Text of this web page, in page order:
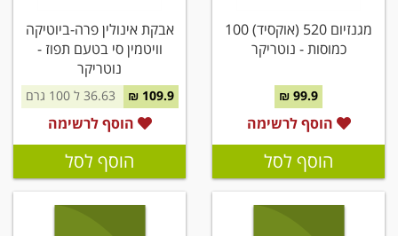
מגנזיום 520 (אוקסיד) 100
כמוסות - נוטריקר
99.9 ₪
הוסף לרשימה
הוסף לסל
אבקת אינולין פרה-ביוטיקה
וויטמין סי בטעם תפוז -
נוטריקר
109.9 ₪
הוסף לרשימה
הוסף לסל